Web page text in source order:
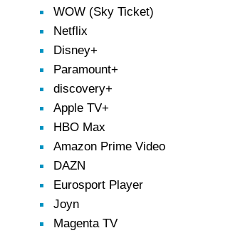
WOW (Sky Ticket)
Netflix
Disney+
Paramount+
discovery+
Apple TV+
HBO Max
Amazon Prime Video
DAZN
Eurosport Player
Joyn
Magenta TV